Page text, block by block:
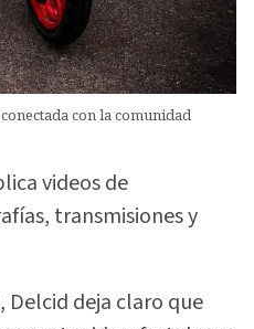
con la comunidad
videos de
transmisiones y
Delcid deja claro que